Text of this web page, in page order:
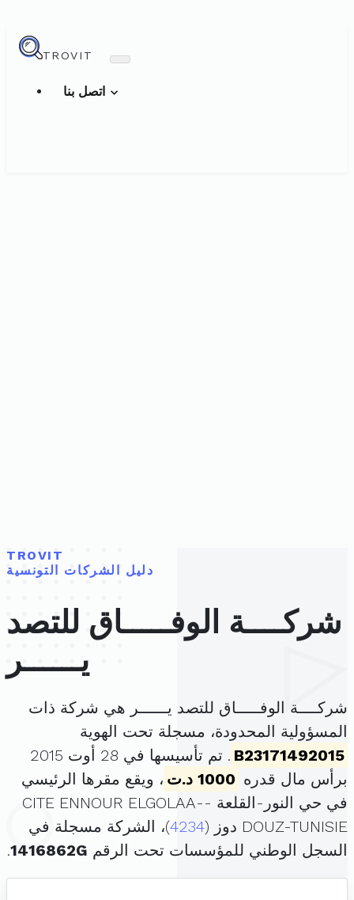
TROVIT
TROVIT
دليل الشركات التونسية
شركــــة الوفـــــاق للتصد
يــــــر
شركــــة الوفـــــاق للتصد يــــــر هي شركة ذات
المسؤولية المحدودة، مسجلة تحت الهوية
B23171492015
. تم تأسيسها في 28 أوت 2015
برأس مال قدره 1000 د.ت
، ويقع مقرها الرئيسي
في حي النور-القلعة -CITE ENNOUR ELGOLAA-
DOUZ-TUNISIE دوز (
4234)، الشركة مسجلة في
السجل الوطني للمؤسسات تحت الرقم 1416862G
.